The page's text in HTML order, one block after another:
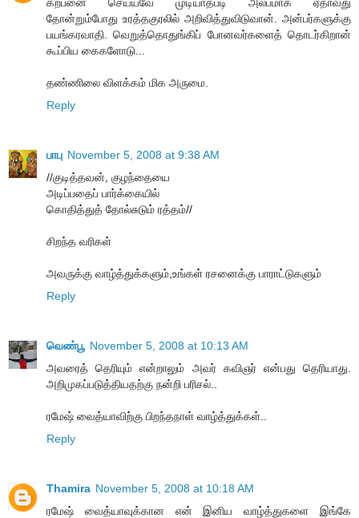
தோன்றும்போது உரத்தகுரலில் அறிவித்துவிடுவான். அன்பர்களுக்கு
பயங்கரவாதி. வெறுத்தொதுங்கிப் போனவர்களைத் தொடர்கிறான்
கூப்பிய கைகளோடு...
தண்ணிலை விளக்கம் மிக அருமை.
Reply
பாபு November 5, 2008 at 9:38 AM
//குடித்தவன், குழந்தையை
அடிப்பதைப் பார்க்கையில்
கொதித்துத் தோல்சுடும் ரத்தம்//
சிறந்த வரிகள்
அவருக்கு வாழ்த்துக்களும்,உங்கள் ரசனைக்கு பாராட்டுகளும்
Reply
வெண்பூ November 5, 2008 at 10:13 AM
அவரைத் தெரியும் என்றாலும் அவர் கவிஞர் என்பது தெரியாது.
அறிமுகப்படுத்தியதற்கு நன்றி பரிசல்..
ரமேஷ் வைத்யாவிற்கு பிறந்தநாள் வாழ்த்துக்கள்..
Reply
Thamira November 5, 2008 at 10:18 AM
ரமேஷ் வைத்யாவுக்கான என் இனிய வாழ்த்துகளை இங்கே